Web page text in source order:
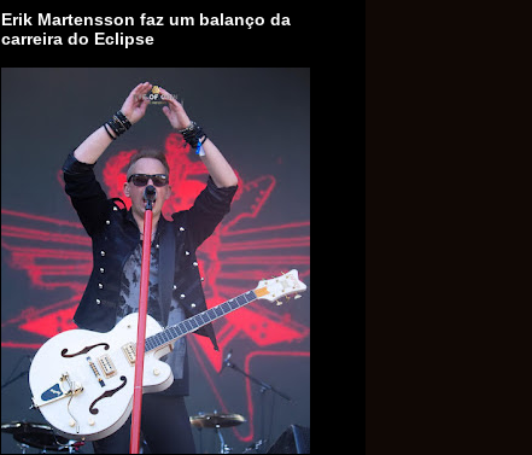
Erik Martensson faz um balanço da
carreira do Eclipse